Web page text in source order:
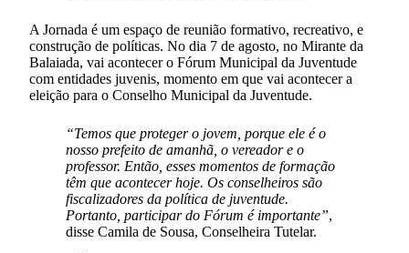
A Jornada é um espaço de reunião formativo, recreativo, e
construção de políticas. No dia 7 de agosto, no Mirante da
Balaiada, vai acontecer o Fórum Municipal da Juventude
com entidades juvenis, momento em que vai acontecer a
eleição para o Conselho Municipal da Juventude.
“Temos que proteger o jovem, porque ele é o
nosso prefeito de amanhã, o vereador e o
professor. Então, esses momentos de formação
têm que acontecer hoje. Os conselheiros são
fiscalizadores da política de juventude.
Portanto, participar do Fórum é importante”,
disse Camila de Sousa, Conselheira Tutelar.